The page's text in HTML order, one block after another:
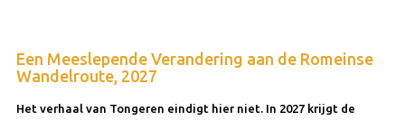
Een Meeslepende Verandering aan de Romeinse
Wandelroute, 2027
Het verhaal van Tongeren eindigt hier niet. In 2027 krijgt de